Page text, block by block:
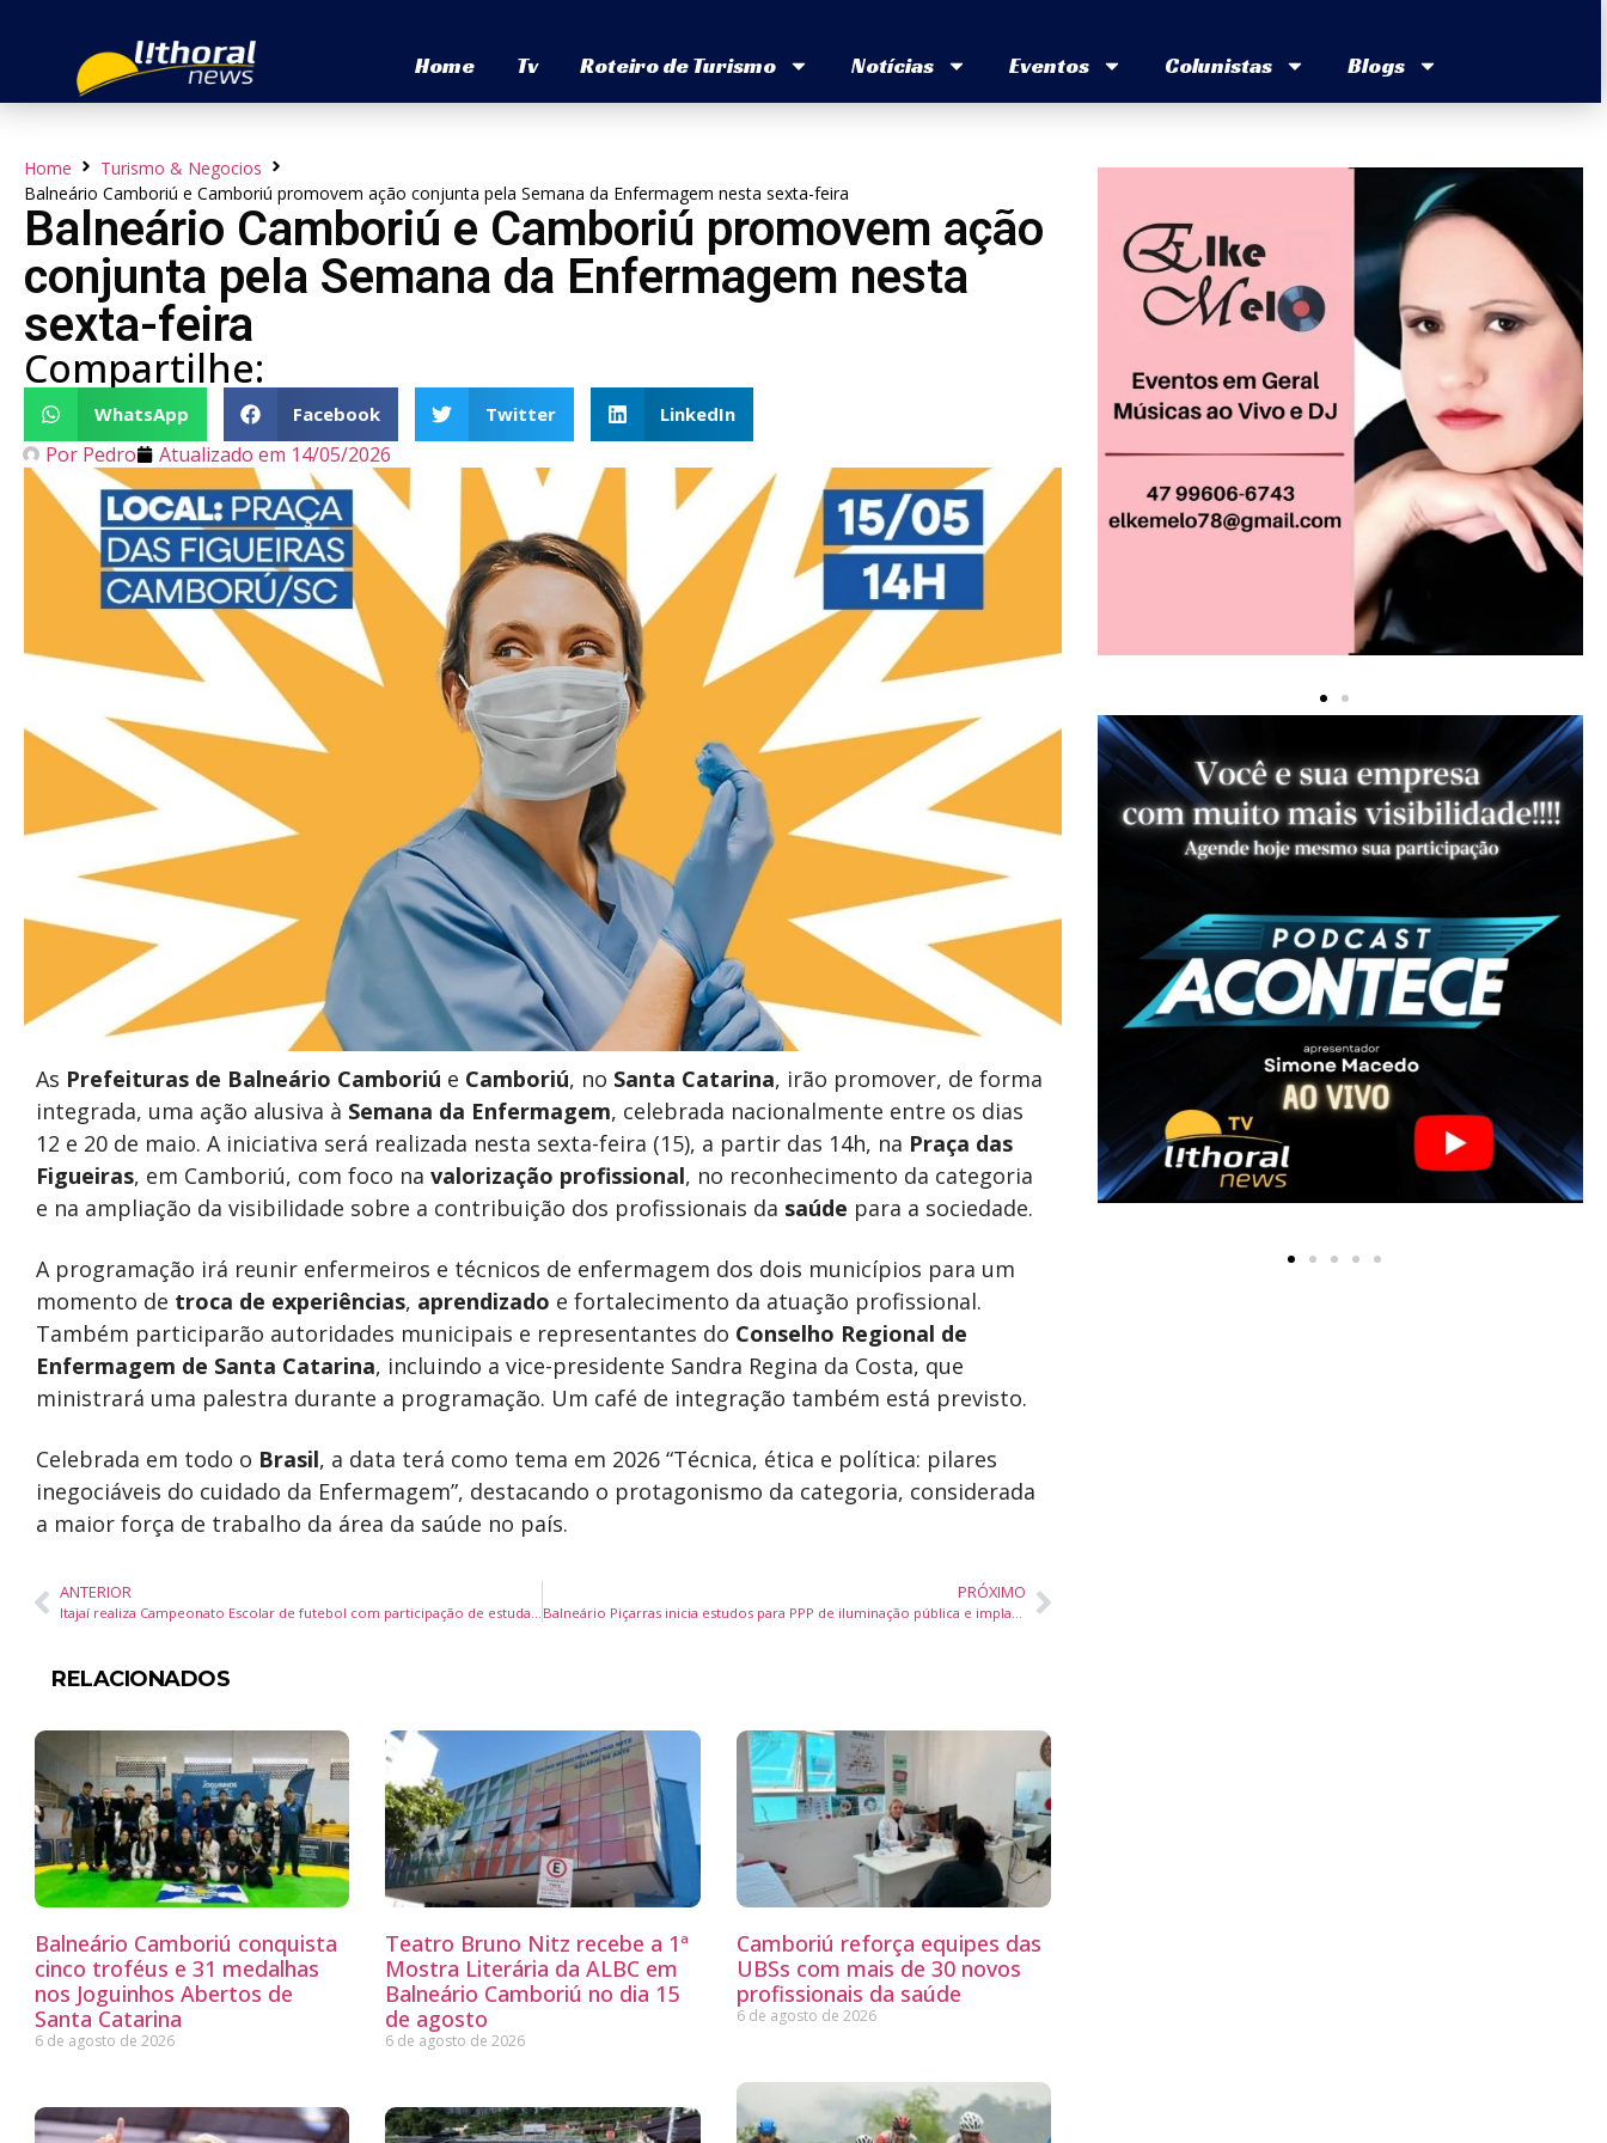
Home Tv Roteiro de Turismo Notícias Eventos Colunistas Blogs
Home
Turismo & Negocios
Balneário Camboriú e Camboriú promovem ação conjunta pela Semana da Enfermagem nesta sexta-feira
Balneário Camboriú e Camboriú promovem ação
conjunta pela Semana da Enfermagem nesta
sexta-feira
Compartilhe:
WhatsApp Facebook Twitter LinkedIn
Por Pedro Atualizado em 14/05/2026
As Prefeituras de Balneário Camboriú e Camboriú, no Santa Catarina, irão promover, de forma
integrada, uma ação alusiva à Semana da Enfermagem, celebrada nacionalmente entre os dias
12 e 20 de maio. A iniciativa será realizada nesta sexta-feira (15), a partir das 14h, na Praça das
Figueiras, em Camboriú, com foco na valorização profissional, no reconhecimento da categoria
e na ampliação da visibilidade sobre a contribuição dos profissionais da saúde para a sociedade.
A programação irá reunir enfermeiros e técnicos de enfermagem dos dois municípios para um
momento de troca de experiências, aprendizado e fortalecimento da atuação profissional.
Também participarão autoridades municipais e representantes do Conselho Regional de
Enfermagem de Santa Catarina, incluindo a vice-presidente Sandra Regina da Costa, que
ministrará uma palestra durante a programação. Um café de integração também está previsto.
Celebrada em todo o Brasil, a data terá como tema em 2026 “Técnica, ética e política: pilares
inegociáveis do cuidado da Enfermagem”, destacando o protagonismo da categoria, considerada
a maior força de trabalho da área da saúde no país.
ANTERIOR
Itajaí realiza Campeonato Escolar de futebol com participação de estudantes de diferentes categorias
PRÓXIMO
Balneário Piçarras inicia estudos para PPP de iluminação pública e implantação de Cidades Inteligentes
RELACIONADOS
Balneário Camboriú conquista
cinco troféus e 31 medalhas
nos Joguinhos Abertos de
Santa Catarina
6 de agosto de 2026
Teatro Bruno Nitz recebe a 1ª
Mostra Literária da ALBC em
Balneário Camboriú no dia 15
de agosto
6 de agosto de 2026
Camboriú reforça equipes das
UBSs com mais de 30 novos
profissionais da saúde
6 de agosto de 2026